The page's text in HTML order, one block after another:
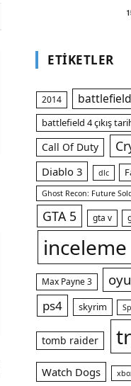
ETIKETLER
2014
battlefield 4 çıkış
Call Of Duty
Diablo 3 dlc
Ghost Recon: Future
GTA 5 gta v
inceleme
Max Payne 3
ps4 skyrim
tomb raider
Watch Dogs